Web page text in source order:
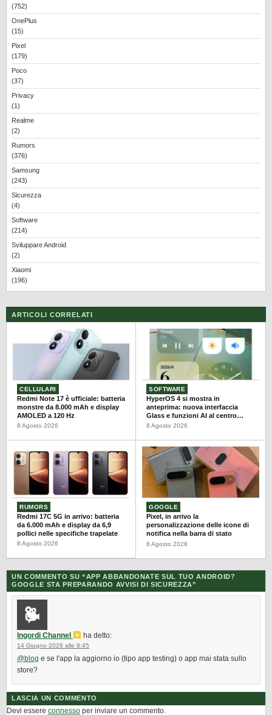
(752)
OnePlus
(15)
Pixel
(179)
Poco
(37)
Privacy
(1)
Realme
(2)
Rumors
(376)
Samsung
(243)
Sicurezza
(4)
Software
(214)
Sviluppare Android
(2)
Xiaomi
(196)
ARTICOLI CORRELATI
CELLULARI
Redmi Note 17 è ufficiale: batteria
monstre da 8.000 mAh e display
AMOLED a 120 Hz
8 Agosto 2026
SOFTWARE
HyperOS 4 si mostra in
anteprima: nuova interfaccia
Glass e funzioni AI al centro
dell’aggiornamento
8 Agosto 2026
RUMORS
Redmi 17C 5G in arrivo: batteria
da 6.000 mAh e display da 6,9
pollici nelle specifiche trapelate
8 Agosto 2026
GOOGLE
Pixel, in arrivo la
personalizzazione delle icone di
notifica nella barra di stato
8 Agosto 2026
UN COMMENTO SU “APP ABBANDONATE SUL TUO ANDROID?
GOOGLE STA PREPARANDO AVVISI DI SICUREZZA”
Ingordi Channel ha detto:
14 Giugno 2026 alle 8:45
@blog e se l'app la aggiorno io (tipo app testing) o app mai stata sullo
store?
LASCIA UN COMMENTO
Devi essere connesso per inviare un commento.